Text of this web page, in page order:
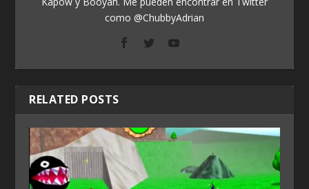
como @ChubbyAdrian
RELATED POSTS